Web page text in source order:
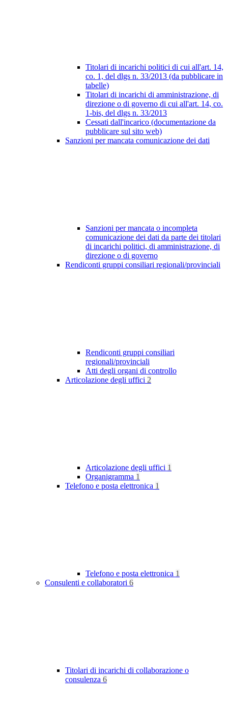
Titolari di incarichi politici di cui all'art. 14,
co. 1, del dlgs n. 33/2013 (da pubblicare in
tabelle)
Titolari di incarichi di amministrazione, di
direzione o di governo di cui all'art. 14, co.
1-bis, del dlgs n. 33/2013
Cessati dall'incarico (documentazione da
pubblicare sul sito web)
Sanzioni per mancata comunicazione dei dati
Sanzioni per mancata o incompleta
comunicazione dei dati da parte dei titolari
di incarichi politici, di amministrazione, di
direzione o di governo
Rendiconti gruppi consiliari regionali/provinciali
Rendiconti gruppi consiliari
regionali/provinciali
Atti degli organi di controllo
Articolazione degli uffici 2
Articolazione degli uffici 1
Organigramma 1
Telefono e posta elettronica 1
Telefono e posta elettronica 1
Consulenti e collaboratori 6
Titolari di incarichi di collaborazione o
consulenza 6